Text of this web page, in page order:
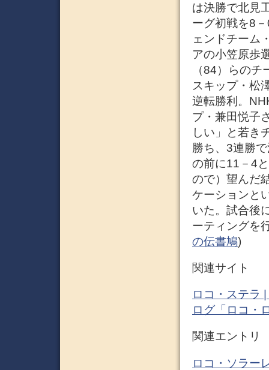
は決勝で北見
ーグ初戦を8
ェンドチーム
アの小笠原歩
（84）らの
スキップ・松
逆転勝利。
プ・兼田悦子
しい」と若き
勝ち、3連勝
の前に11－4
ので）望んだ
ケーションと
いた。試合後
ーティングを
の伝書鳩)
関連サイト
ロコ・ステラ
ログ「ロコ・
関連エントリ
ロコ・ソラー